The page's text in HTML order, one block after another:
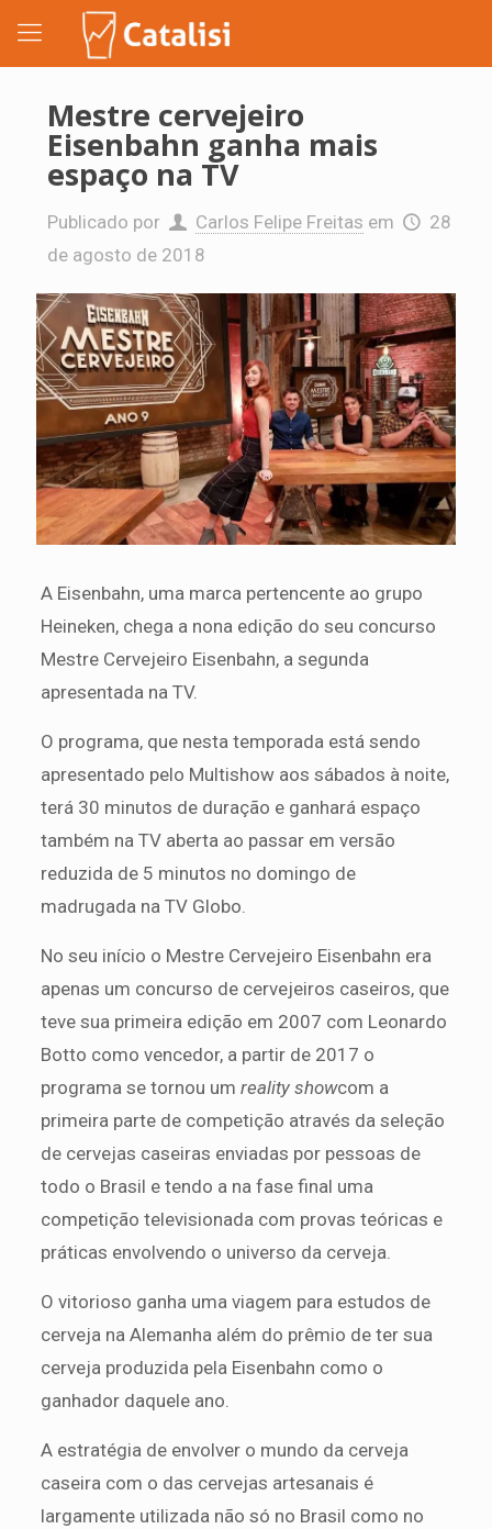
Mestre cervejeiro
Eisenbahn ganha mais
espaço na TV
Publicado por Carlos Felipe Freitas em
28
de agosto de 2018
A Eisenbahn, uma marca pertencente ao grupo
Heineken, chega a nona edição do seu concurso
Mestre Cervejeiro Eisenbahn, a segunda
apresentada na TV.
O programa, que nesta temporada está sendo
apresentado pelo Multishow aos sábados à noite,
terá 30 minutos de duração e ganhará espaço
também na TV aberta ao passar em versão
reduzida de 5 minutos no domingo de
madrugada na TV Globo.
No seu início o Mestre Cervejeiro Eisenbahn era
apenas um concurso de cervejeiros caseiros, que
teve sua primeira edição em 2007 com Leonardo
Botto como vencedor, a partir de 2017 o
programa se tornou um reality showcom a
primeira parte de competição através da seleção
de cervejas caseiras enviadas por pessoas de
todo o Brasil e tendo a na fase final uma
competição televisionada com provas teóricas e
práticas envolvendo o universo da cerveja.
O vitorioso ganha uma viagem para estudos de
cerveja na Alemanha além do prêmio de ter sua
cerveja produzida pela Eisenbahn como o
ganhador daquele ano.
A estratégia de envolver o mundo da cerveja
caseira com o das cervejas artesanais é
largamente utilizada não só no Brasil como no